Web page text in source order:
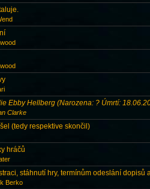
Ebby Hellberg (Narozena: ? Úmrtí:
Clarke
(tedy respektive skončil)
hráčů
stáhnutí hry, termínům odeslání dopisů
Berko